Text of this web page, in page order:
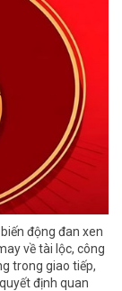
động đan xen
về tài lộc, công
trong giao tiếp,
định quan